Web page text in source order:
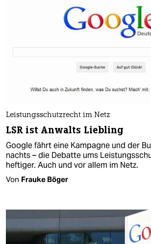
Leistungsschutzrecht im Netz
LSR ist Anwalts Liebling
Google fährt eine Kampagne und der
nachts – die Debatte ums
heftiger. Auch und vor allem im Netz.
Von Frauke Böger